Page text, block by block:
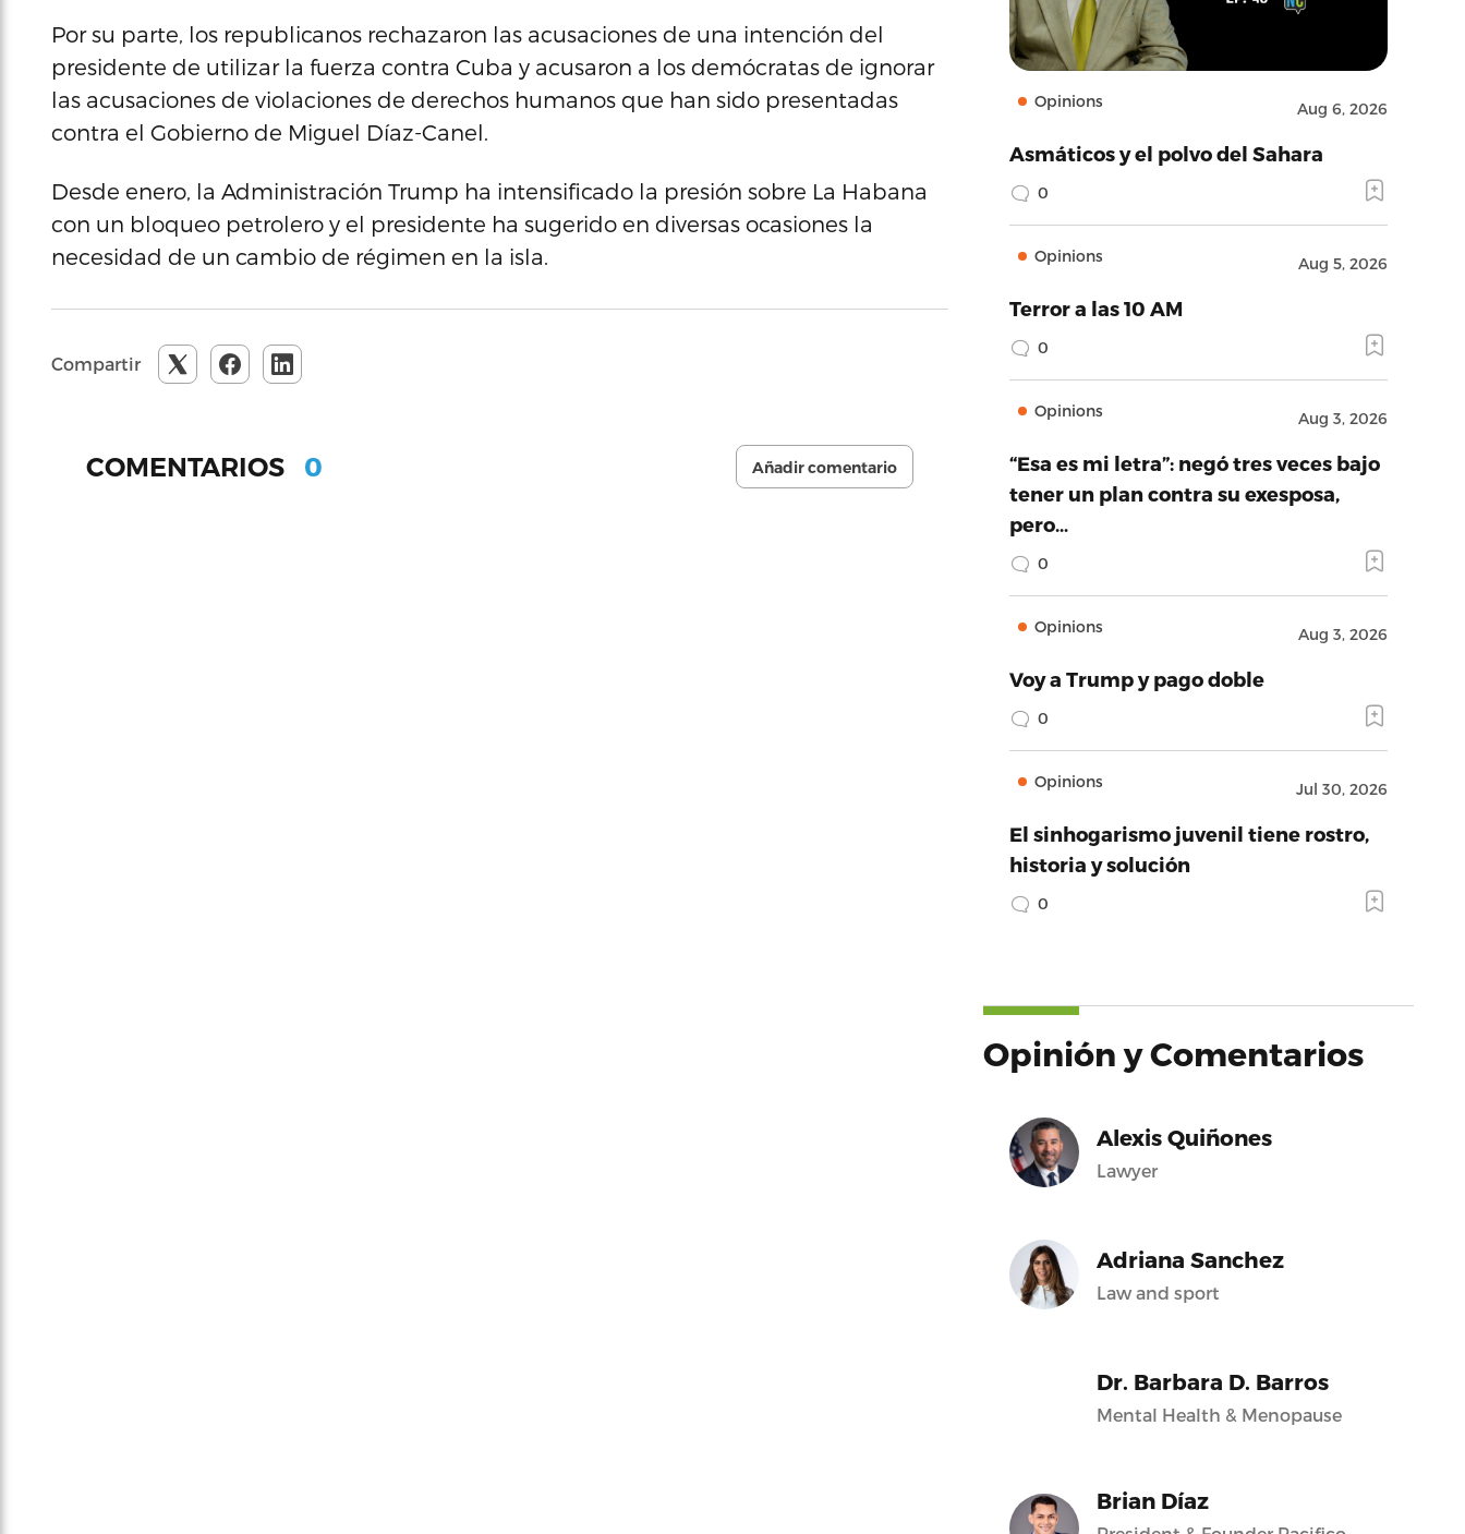
Por su parte, los republicanos rechazaron las acusaciones de una intención del
presidente de utilizar la fuerza contra Cuba y acusaron a los demócratas de ignorar
las acusaciones de violaciones de derechos humanos que han sido presentadas
contra el Gobierno de Miguel Díaz-Canel.
Desde enero, la Administración Trump ha intensificado la presión sobre La Habana
con un bloqueo petrolero y el presidente ha sugerido en diversas ocasiones la
necesidad de un cambio de régimen en la isla.
Compartir
COMENTARIOS 0 Añadir comentario
Opinions Aug 6, 2026
Asmáticos y el polvo del Sahara
0
Opinions Aug 5, 2026
Terror a las 10 AM
0
Opinions Aug 3, 2026
“Esa es mi letra”: negó tres veces bajo
tener un plan contra su exesposa,
pero…
0
Opinions Aug 3, 2026
Voy a Trump y pago doble
0
Opinions Jul 30, 2026
El sinhogarismo juvenil tiene rostro,
historia y solución
0
Opinión y Comentarios
Alexis Quiñones
Lawyer
Adriana Sanchez
Law and sport
Dr. Barbara D. Barros
Mental Health & Menopause
Brian Díaz